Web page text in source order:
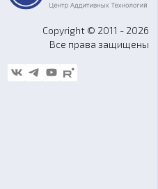
Copyright © 2011 - 2026
Все права защищены